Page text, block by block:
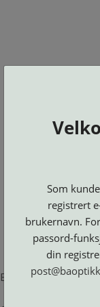
Error loading product
Som
registrert
brukernavn.
passord-
din